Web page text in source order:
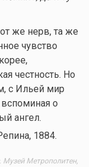
же нерв, та же
чувство
честность. Но
с Ильей мир
о
ангел.
Музей Метрополитен,